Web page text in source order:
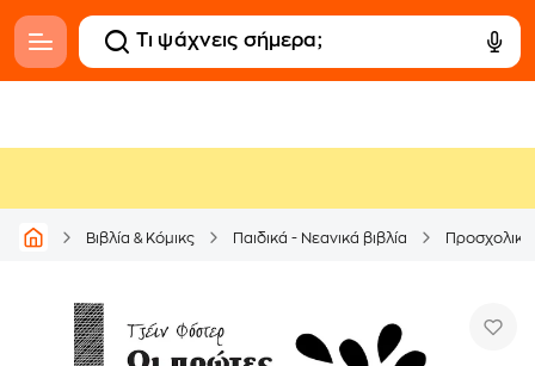
Βιβλία & Κόμικς Παιδικά - Νεανικά βιβλία Προσχολικά